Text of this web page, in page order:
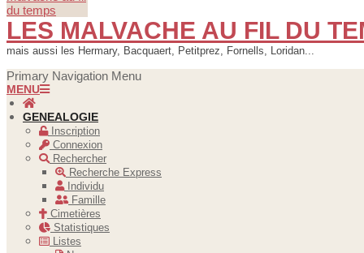
LES MALVACHE AU FIL DU
mais aussi les Hermary, Bacquaert, Petitprez, Fornells, Loridan...
Primary Navigation Menu
MENU
GENEALOGIE
Inscription
Connexion
Rechercher
Recherche Express
Individu
Famille
Cimetières
Statistiques
Listes